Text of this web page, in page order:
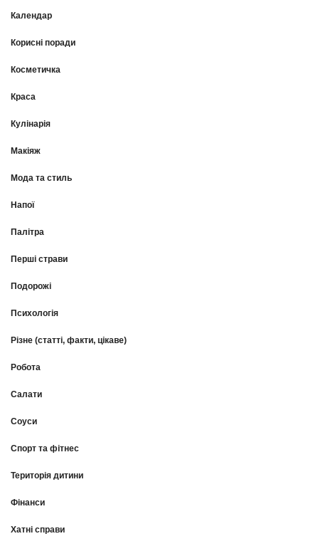
Календар
Корисні поради
Косметичка
Краса
Кулінарія
Макіяж
Мода та стиль
Напої
Палітра
Перші страви
Подорожі
Психологія
Різне (статті, факти, цікаве)
Робота
Салати
Соуси
Спорт та фітнес
Територія дитини
Фінанси
Хатні справи